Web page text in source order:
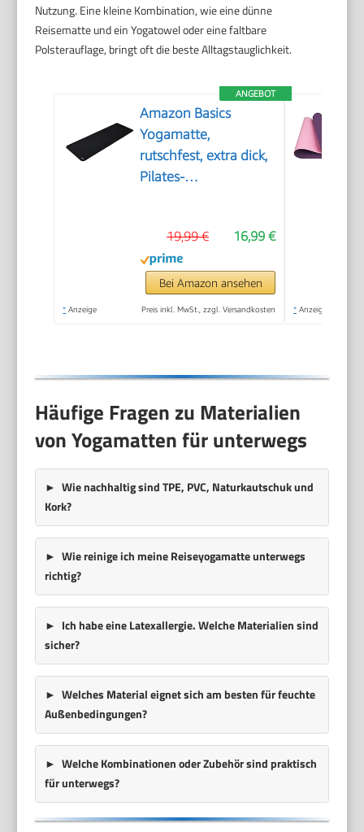
Nutzung. Eine kleine Kombination, wie eine dünne
Reisematte und ein Yogatowel oder eine faltbare
Polsterauflage, bringt oft die beste Alltagstauglichkeit.
ANGEBOT
Amazon Basics
Yogamatte,
rutschfest, extra dick,
Pilates-
16,99 €
19,99 €
Bei Amazon ansehen
* Anzeige Preis inkl. MwSt., zzgl. Versandkosten * Anzeige
Häufige Fragen zu Materialien
von Yogamatten für unterwegs
Wie nachhaltig sind TPE, PVC, Naturkautschuk und
Kork?
Wie reinige ich meine Reiseyogamatte unterwegs
richtig?
Ich habe eine Latexallergie. Welche Materialien sind
sicher?
Welches Material eignet sich am besten für feuchte
Außenbedingungen?
Welche Kombinationen oder Zubehör sind praktisch
für unterwegs?